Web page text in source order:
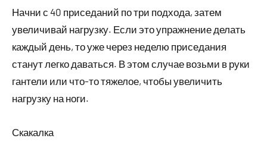
Начни с 40 приседаний по три подхода, затем
увеличивай нагрузку. Если это упражнение делать
каждый день, то уже через неделю приседания
станут легко даваться. В этом случае возьми в руки
гантели или что-то тяжелое, чтобы увеличить
нагрузку на ноги.
Скакалка